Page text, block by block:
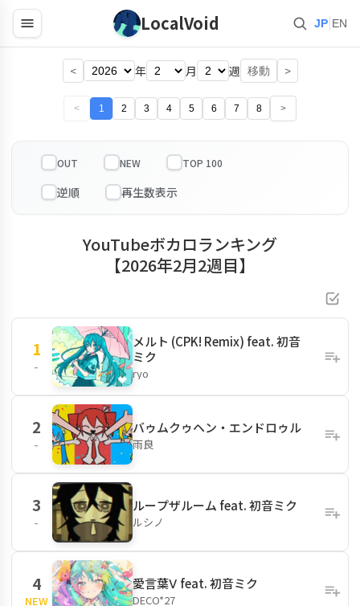
LocalVoid JP EN
< 年 月 週 移動 >
< 1 2 3 4 5 6 7 8 >
OUT NEW TOP 100
YouTubeボカロランキング
【2026年2月2週目】
1
-
メルト (CPK! Remix) feat. 初音
ミク
ryo
2
-
バゥムクゥヘン・エンドロゥル
雨良
3
-
ループザルーム feat. 初音ミク
ルシノ
4
NEW
愛言葉Ⅴ feat. 初音ミク
DECO*27